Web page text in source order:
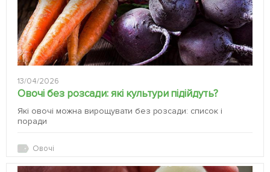
13/04/2026
Овочі без розсади: які культури підійдуть?
Які овочі можна вирощувати без розсади: список і
поради
Овочі